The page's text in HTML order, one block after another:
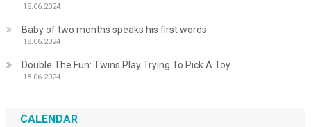
18.06.2024
Baby of two months speaks his first words
18.06.2024
Double The Fun: Twins Play Trying To Pick A Toy
18.06.2024
CALENDAR